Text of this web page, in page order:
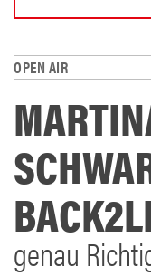
OPEN AIR
genau